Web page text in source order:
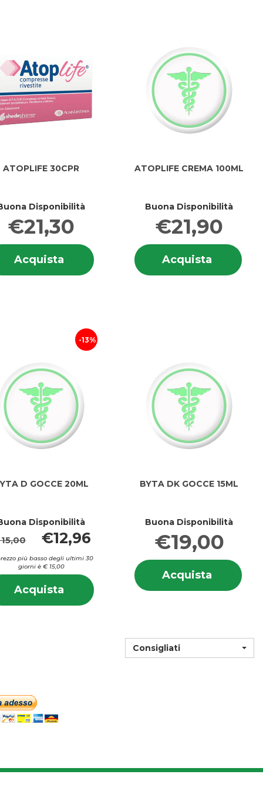
ATOPLIFE 30CPR
Disponibilità
€21,30
Acquista
Acquista ATOPLIFE
30CPR al
Informazioni
su ATOPLIFE
ATOPLIFE CREMA 100ML
Buona Disponibilità
€21,90
Acquista
CREMA
D GOCCE 20ML
Disponibilità
13%
€12,96
più basso degli ultimi 30
giorni è € 15,00
Acquista
Acquista BYTA
Informazioni
BYTA DK GOCCE 15ML
Buona Disponibilità
€19,00
Acquista
Consigliati